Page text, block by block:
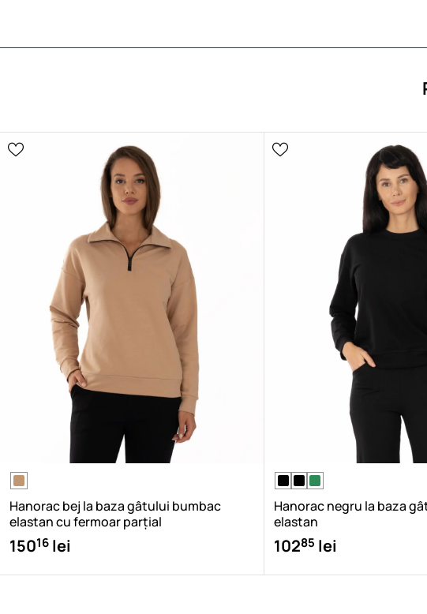
Hanorac bej la baza gâtului bumbac
elastan cu fermoar parțial
15016 lei
Hanorac negru la baza
elastan
10285 lei